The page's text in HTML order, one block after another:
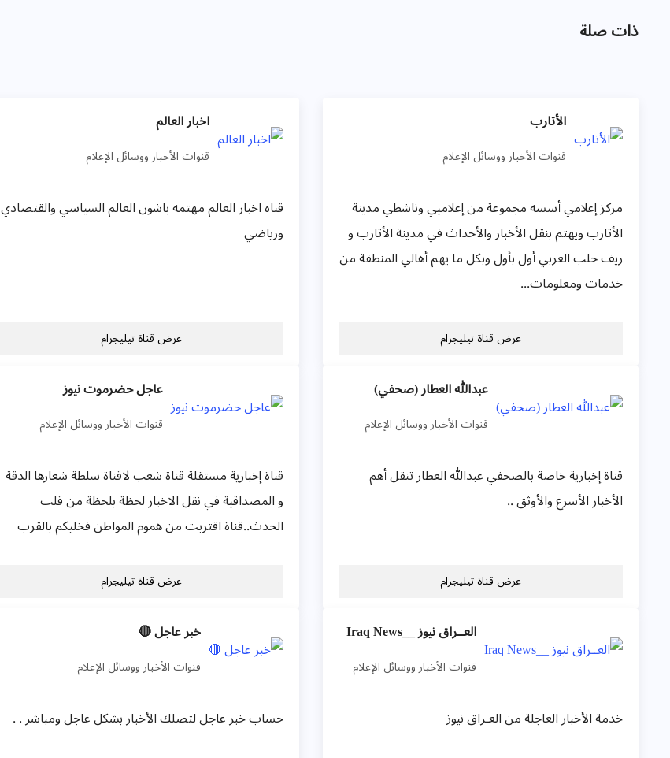
ذات صلة
الأتارب
قنوات الأخبار ووسائل الإعلام
مركز إعلامي أسسه مجموعة من إعلاميي وناشطي مدينة
الأتارب ويهتم بنقل الأخبار والأحداث في مدينة الأتارب و
ريف حلب الغربي أول بأول وبكل ما يهم أهالي المنطقة من
خدمات ومعلومات...
عرض قناة تيليجرام
اخبار العالم
قنوات الأخبار ووسائل الإعلام
قناه اخبار العالم مهتمه باشون العالم السياسي والقتصادي
ورياضي
عرض قناة تيليجرام
عبدالله العطار (صحفي)
قنوات الأخبار ووسائل الإعلام
قناة إخبارية خاصة بالصحفي عبدالله العطار تنقل أهم
الأخبار الأسرع والأوثق ..
عرض قناة تيليجرام
عاجل حضرموت نيوز
قنوات الأخبار ووسائل الإعلام
قناة إخبارية مستقلة قناة شعب لاقناة سلطة شعارها الدقة
و المصداقية في نقل الاخبار لحظة بلحظة من قلب
الحدث..قناة اقتربت من هموم المواطن فخليكم بالقرب
عرض قناة تيليجرام
العــراق نيوز __Iraq News
قنوات الأخبار ووسائل الإعلام
خدمة الأخبار العاجلة من العـراق نيوز
خبر عاجل 🔴
قنوات الأخبار ووسائل الإعلام
حساب خبر عاجل لتصلك الأخبار بشكل عاجل ومباشر . .